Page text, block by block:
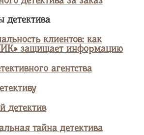
детектива
клиентов: как
защищает информацию
агентства
детектив
тайна детектива